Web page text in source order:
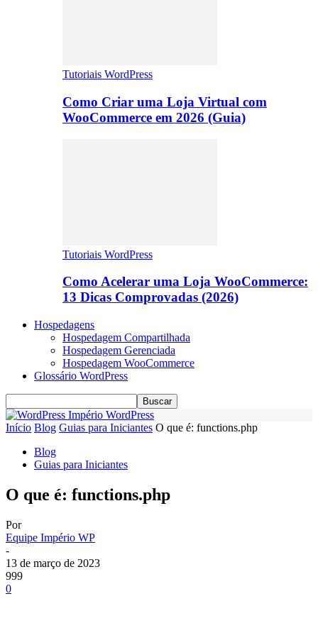
Tutoriais WordPress
Como Criar uma Loja Virtual com
WooCommerce em 2026 (Guia)
Tutoriais WordPress
Como Acelerar uma Loja WooCommerce:
13 Dicas Comprovadas (2026)
Hospedagens
Hospedagem Compartilhada
Hospedagem Gerenciada
Hospedagem WooCommerce
Glossário WordPress
Império WordPress
Início Blog Guias para Iniciantes O que é: functions.php
Blog
Guias para Iniciantes
O que é: functions.php
Por
Equipe Império WP
-
13 de março de 2023
999
0